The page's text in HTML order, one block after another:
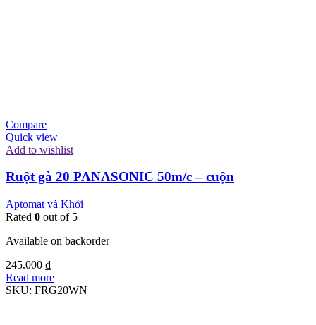
Compare
Quick view
Add to wishlist
Ruột gà 20 PANASONIC 50m/c – cuộn
Aptomat và Khởi
Rated 0 out of 5
Available on backorder
245.000 ₫
Read more
SKU: FRG20WN